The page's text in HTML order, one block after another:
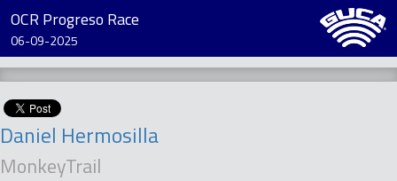
OCR Progreso Race
06-09-2025
Daniel Hermosilla
MonkeyTrail